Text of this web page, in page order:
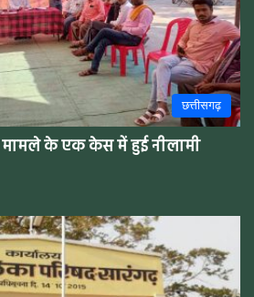
छत्तीसगढ़
मामले के एक केस में हुई नीलामी